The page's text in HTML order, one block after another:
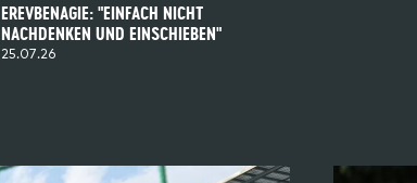
EREVBENAGIE: "EINFACH NICHT
NACHDENKEN UND EINSCHIEBEN"
25.07.26